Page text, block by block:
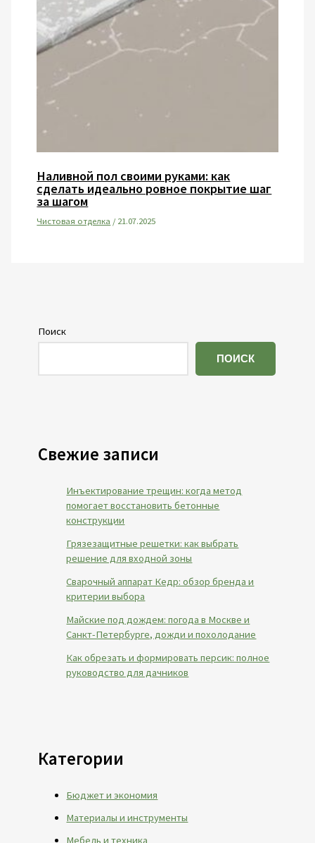
Наливной пол своими руками: как
сделать идеально ровное покрытие шаг
за шагом
Чистовая отделка /21.07.2025
Поиск
ПОИСК
Свежие записи
Инъектирование трещин: когда метод
помогает восстановить бетонные
конструкции
Грязезащитные решетки: как выбрать
решение для входной зоны
Сварочный аппарат Кедр: обзор бренда и
критерии выбора
Майские под дождем: погода в Москве и
Санкт-Петербурге, дожди и похолодание
Как обрезать и формировать персик: полное
руководство для дачников
Категории
Бюджет и экономия
Материалы и инструменты
Мебель и техника